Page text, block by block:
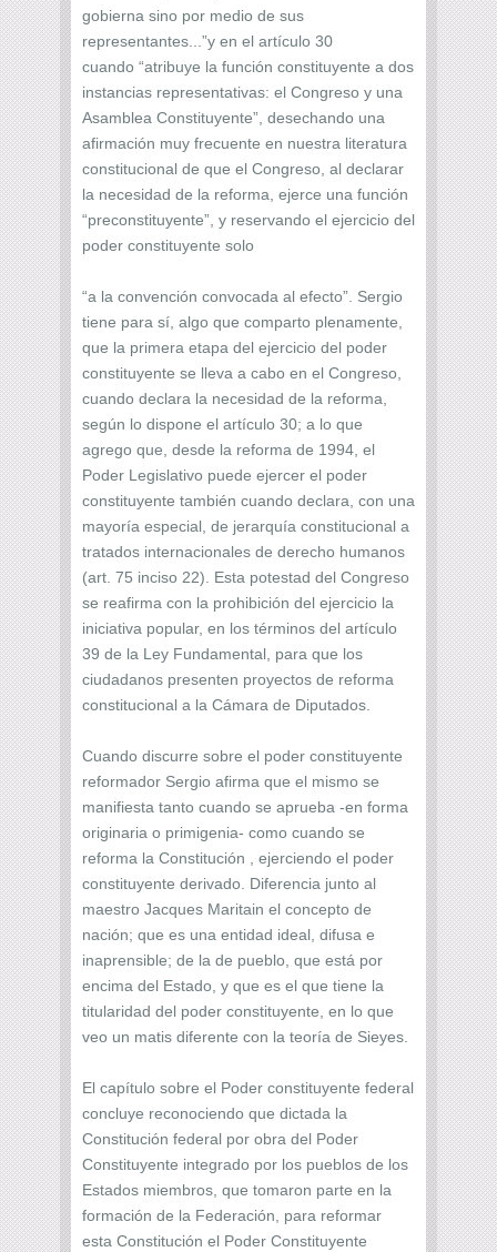
gobierna sino por medio de sus
representantes...”y en el artículo 30
cuando “atribuye la función constituyente a dos
instancias representativas: el Congreso y una
Asamblea Constituyente”, desechando una
afirmación muy frecuente en nuestra literatura
constitucional de que el Congreso, al declarar
la necesidad de la reforma, ejerce una función
“preconstituyente”, y reservando el ejercicio del
poder constituyente solo
“a la convención convocada al efecto”. Sergio
tiene para sí, algo que comparto plenamente,
que la primera etapa del ejercicio del poder
constituyente se lleva a cabo en el Congreso,
cuando declara la necesidad de la reforma,
según lo dispone el artículo 30; a lo que
agrego que, desde la reforma de 1994, el
Poder Legislativo puede ejercer el poder
constituyente también cuando declara, con una
mayoría especial, de jerarquía constitucional a
tratados internacionales de derecho humanos
(art. 75 inciso 22). Esta potestad del Congreso
se reafirma con la prohibición del ejercicio la
iniciativa popular, en los términos del artículo
39 de la Ley Fundamental, para que los
ciudadanos presenten proyectos de reforma
constitucional a la Cámara de Diputados.
Cuando discurre sobre el poder constituyente
reformador Sergio afirma que el mismo se
manifiesta tanto cuando se aprueba -en forma
originaria o primigenia- como cuando se
reforma la Constitución , ejerciendo el poder
constituyente derivado. Diferencia junto al
maestro Jacques Maritain el concepto de
nación; que es una entidad ideal, difusa e
inaprensible; de la de pueblo, que está por
encima del Estado, y que es el que tiene la
titularidad del poder constituyente, en lo que
veo un matis diferente con la teoría de Sieyes.
El capítulo sobre el Poder constituyente federal
concluye reconociendo que dictada la
Constitución federal por obra del Poder
Constituyente integrado por los pueblos de los
Estados miembros, que tomaron parte en la
formación de la Federación, para reformar
esta Constitución el Poder Constituyente